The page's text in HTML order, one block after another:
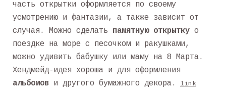
часть открытки оформляется по своему
усмотрению и фантазии, а также зависит от
случая. Можно сделать памятную открытку о
поездке на море с песочком и ракушками,
можно удивить бабушку или маму на 8 Марта.
Хендмейд-идея хороша и для оформления
альбомов и другого бумажного декора. link